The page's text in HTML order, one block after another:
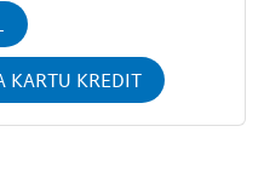
KARTU KREDIT